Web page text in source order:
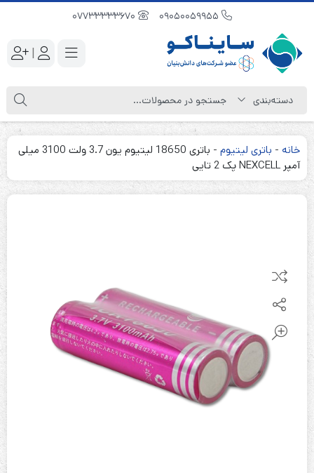
|
خانه - باتری لیتیوم -
باتری 18650 لیتیوم یون 3.7 ولت 3100 میلی
آمپر NEXCELL پک 2 تایی